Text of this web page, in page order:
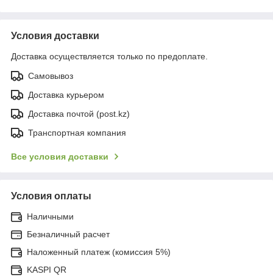
Условия доставки
Доставка осуществляется только по предоплате.
Самовывоз
Доставка курьером
Доставка почтой (post.kz)
Транспортная компания
Все условия доставки
Условия оплаты
Наличными
Безналичный расчет
Наложенный платеж (комиссия 5%)
KASPI QR